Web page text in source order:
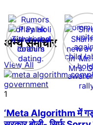
अन्य समाचार
View All
1
‘Meta Algorithm में